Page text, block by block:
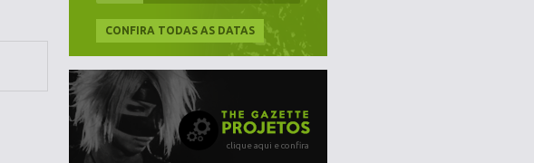
CONFIRA TODAS AS DATAS
clique aqui e confira